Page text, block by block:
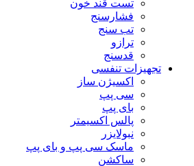
تست قند خون
فشارسنج
تب سنج
ترازو
قدسنج
تجهیزات تنفسی
اکسیژن ساز
سی پپ
بای پپ
پالس اکسیمتر
نبولایزر
ماسک سی پپ و بای پپ
ساکشن